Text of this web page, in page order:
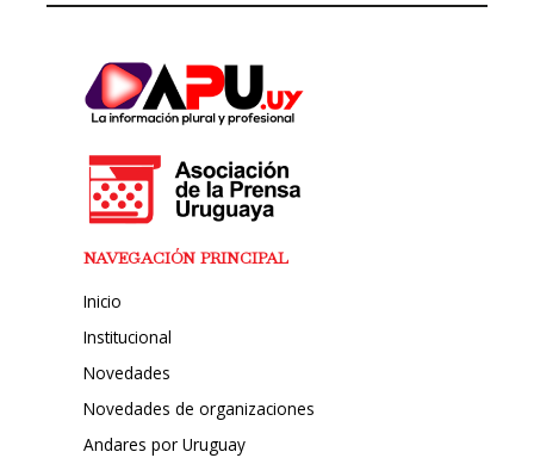
NAVEGACIÓN PRINCIPAL
Inicio
Institucional
Novedades
Novedades de organizaciones
Andares por Uruguay